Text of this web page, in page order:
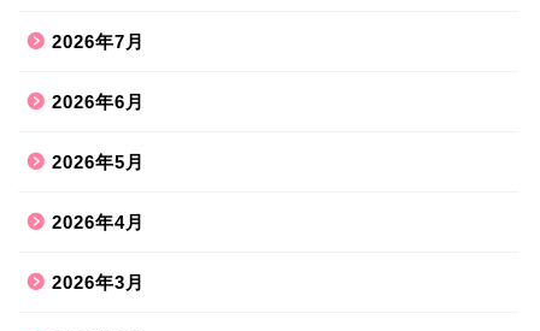
2026年7月
2026年6月
2026年5月
2026年4月
2026年3月